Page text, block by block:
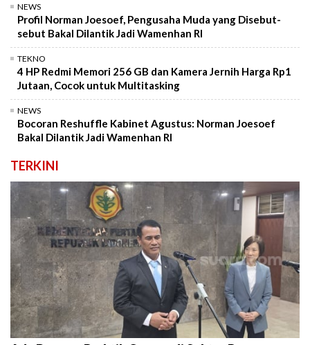
NEWS
Profil Norman Joesoef, Pengusaha Muda yang Disebut-
sebut Bakal Dilantik Jadi Wamenhan RI
TEKNO
4 HP Redmi Memori 256 GB dan Kamera Jernih Harga Rp1
Jutaan, Cocok untuk Multitasking
NEWS
Bocoran Reshuffle Kabinet Agustus: Norman Joesoef
Bakal Dilantik Jadi Wamenhan RI
TERKINI